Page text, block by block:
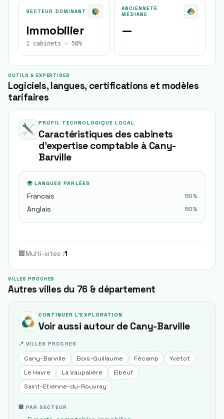
SECTEUR DOMINANT
Immobilier
1 cabinets · 50%
ANCIENNETÉ
MÉDIANE
—
OUTILS & EXPERTISES
Logiciels, langues, certifications et modèles
tarifaires
PROFIL TECHNOLOGIQUE LOCAL
Caractéristiques des cabinets
d'expertise comptable à Cany-
Barville
🌍 LANGUES PARLÉES
Francais 50%
Anglais 50%
🏢 Multi-sites :1
VILLES PROCHES
Autres villes du 76 & département
CONTINUER L'EXPLORATION
Voir aussi autour de Cany-Barville
📍 VILLES PROCHES
Cany-Barville Bois-Guillaume Fécamp
Yvetot
Le Havre
La Vaupalière
Elbeuf
Saint-Étienne-du-Rouvray
🏢 PAR SECTEUR